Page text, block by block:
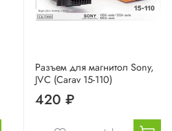
Разъем для магнитол Sony,
JVC (Carav 15-110)
420 ₽